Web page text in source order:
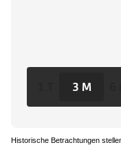
3 M
Historische Betrachtungen